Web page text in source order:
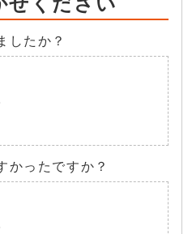
したか？
かったですか？